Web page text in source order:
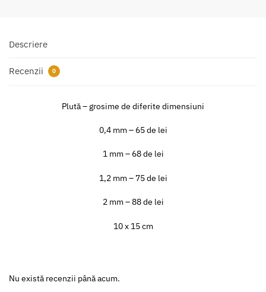
Descriere
Recenzii 0
Plută – grosime de diferite dimensiuni
0,4 mm – 65 de lei
1 mm – 68 de lei
1,2 mm – 75 de lei
2 mm – 88 de lei
10 x 15 cm
Nu există recenzii până acum.